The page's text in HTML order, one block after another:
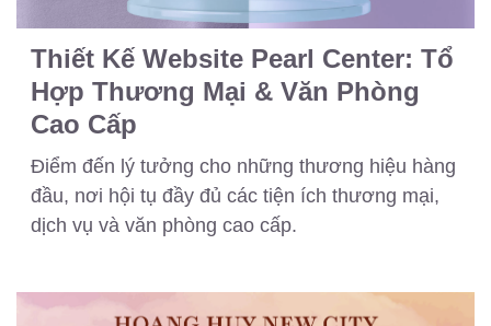
Thiết Kế Website Pearl Center: Tổ
Hợp Thương Mại & Văn Phòng
Cao Cấp
Điểm đến lý tưởng cho những thương hiệu hàng
đầu, nơi hội tụ đầy đủ các tiện ích thương mại,
dịch vụ và văn phòng cao cấp.